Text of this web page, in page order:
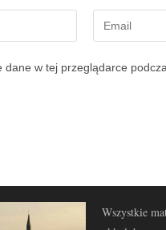
dane w tej przeglądarce
Wszystkie